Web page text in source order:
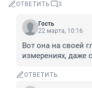
ОТВЕТИТЬ 3
Гость
22 марта, 10:16
Вот она на своей
измерениях, даже
ОТВЕТИТЬ